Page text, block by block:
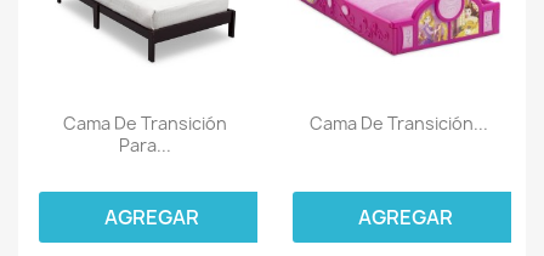
Cama De Transición
Para...
AGREGAR
Cama De Transición...
AGREGAR